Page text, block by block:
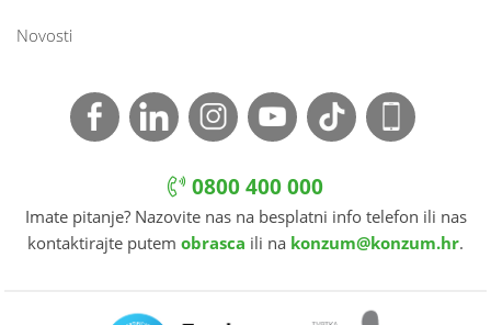
Novosti
0800 400 000
Imate pitanje? Nazovite nas na besplatni info telefon ili nas
kontaktirajte putem obrasca ili na konzum@konzum.hr.